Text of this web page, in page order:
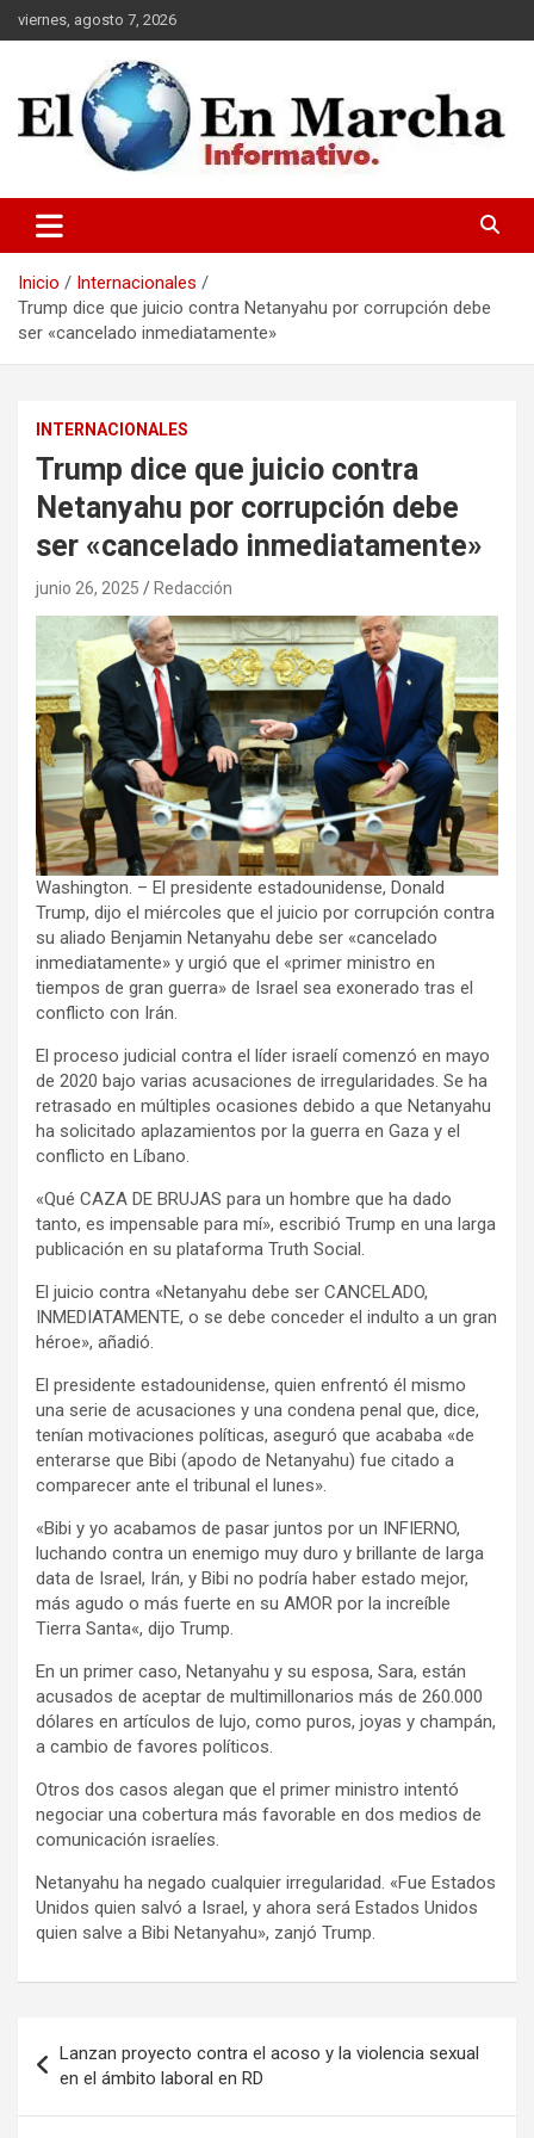
Saltar
al
viernes, agosto 7, 2026
elmundoenmarcha.net
Inicio
Internacionales
Trump dice que juicio contra Netanyahu por corrupción debe
ser «cancelado inmediatamente»
INTERNACIONALES
Trump dice que juicio contra
Netanyahu por corrupción debe
ser «cancelado inmediatamente»
junio 26, 2025 Redacción
Washington. – El presidente estadounidense, Donald
Trump, dijo el miércoles que el juicio por corrupción contra
su aliado Benjamin Netanyahu debe ser «cancelado
inmediatamente» y urgió que el «primer ministro en
tiempos de gran guerra» de Israel sea exonerado tras el
conflicto con Irán.
El proceso judicial contra el líder israelí comenzó en mayo
de 2020 bajo varias acusaciones de irregularidades. Se ha
retrasado en múltiples ocasiones debido a que Netanyahu
ha solicitado aplazamientos por la guerra en Gaza y el
conflicto en Líbano.
«Qué CAZA DE BRUJAS para un hombre que ha dado
tanto, es impensable para mí», escribió Trump en una larga
publicación en su plataforma Truth Social.
El juicio contra «Netanyahu debe ser CANCELADO,
INMEDIATAMENTE, o se debe conceder el indulto a un gran
héroe», añadió.
El presidente estadounidense, quien enfrentó él mismo
una serie de acusaciones y una condena penal que, dice,
tenían motivaciones políticas, aseguró que acababa «de
enterarse que Bibi (apodo de Netanyahu) fue citado a
comparecer ante el tribunal el lunes».
«Bibi y yo acabamos de pasar juntos por un INFIERNO,
luchando contra un enemigo muy duro y brillante de larga
data de Israel, Irán, y Bibi no podría haber estado mejor,
más agudo o más fuerte en su AMOR por la increíble
Tierra Santa«, dijo Trump.
En un primer caso, Netanyahu y su esposa, Sara, están
acusados de aceptar de multimillonarios más de 260.000
dólares en artículos de lujo, como puros, joyas y champán,
a cambio de favores políticos.
Otros dos casos alegan que el primer ministro intentó
negociar una cobertura más favorable en dos medios de
comunicación israelíes.
Netanyahu ha negado cualquier irregularidad. «Fue Estados
Unidos quien salvó a Israel, y ahora será Estados Unidos
quien salve a Bibi Netanyahu», zanjó Trump.
de
entradas
Lanzan proyecto contra el acoso y la violencia sexual
en el ámbito laboral en RD